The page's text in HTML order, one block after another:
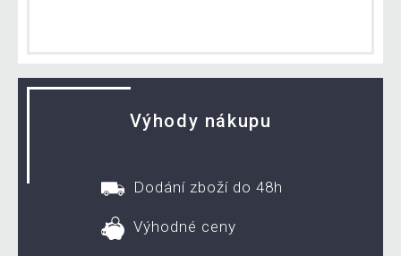
Výhody nákupu
Dodání zboží do 48h
Výhodné ceny